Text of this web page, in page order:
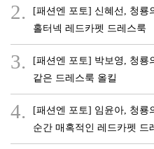
2.
[패션엔 포토] 신혜선, 청룡
홀터넥 레드카펫 드레스룩
3.
[패션엔 포토] 박보영, 청룡
같은 드레스룩 올킬
4.
[패션엔 포토] 임윤아, 청룡
순간 매혹적인 레드카펫 드